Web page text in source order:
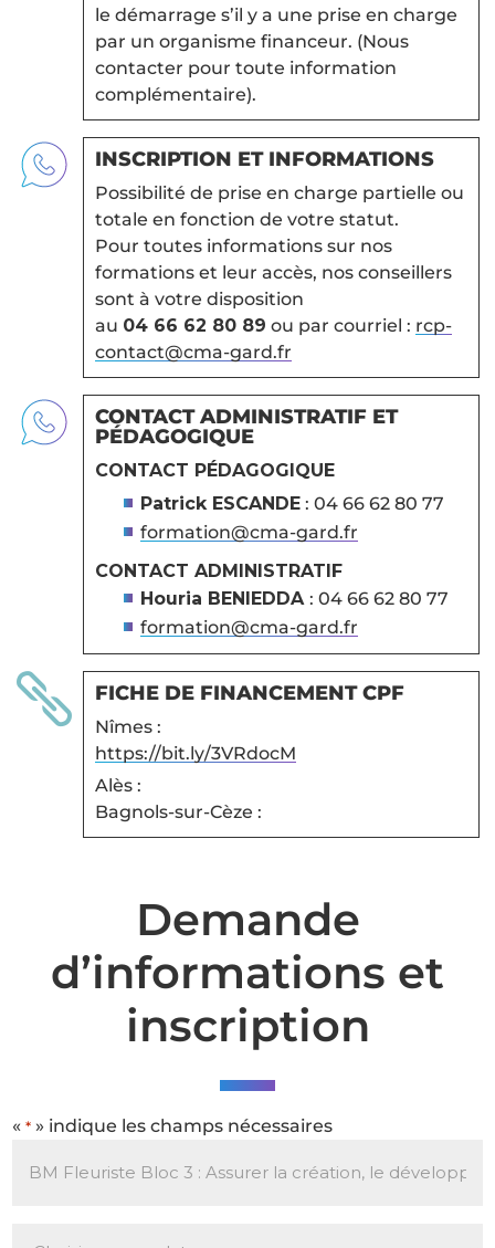
le démarrage s’il y a une prise en charge
par un organisme financeur. (Nous
contacter pour toute information
complémentaire).
INSCRIPTION ET INFORMATIONS
Possibilité de prise en charge partielle ou
totale en fonction de votre statut.
Pour toutes informations sur nos
formations et leur accès, nos conseillers
sont à votre disposition
au 04 66 62 80 89 ou par courriel : rcp-
contact@cma-gard.fr
CONTACT ADMINISTRATIF ET
PÉDAGOGIQUE
CONTACT PÉDAGOGIQUE
Patrick ESCANDE: 04 66 62 80 77
formation@cma-gard.fr
CONTACT ADMINISTRATIF
Houria BENIEDDA : 04 66 62 80 77
formation@cma-gard.fr
 FICHE DE FINANCEMENT CPF
Nîmes :
https://bit.ly/3VRdocM
Alès :
Bagnols-sur-Cèze :
Demande
d’informations et
inscription
«* » indique les champs nécessaires